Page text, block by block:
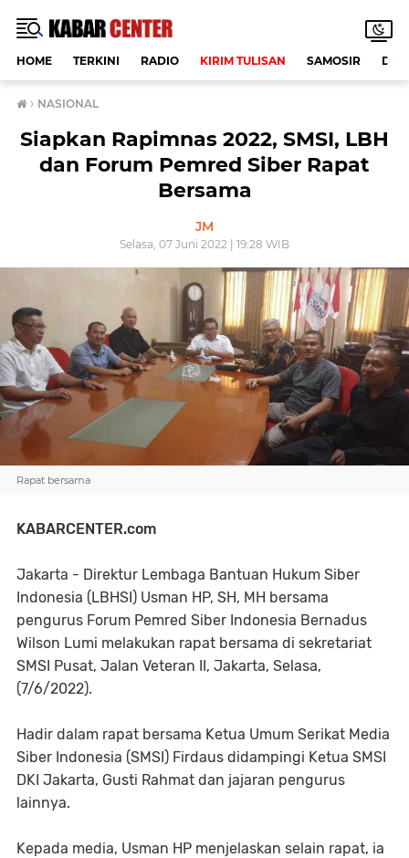
HOME TERKINI RADIO KIRIM TULISAN SAMOSIR
› NASIONAL
Siapkan Rapimnas 2022, SMSI, LBH
dan Forum Pemred Siber Rapat
Bersama
JM
Selasa, 07 Juni 2022 | 19:28 WIB
Rapat bersama
KABARCENTER.com
Jakarta - Direktur Lembaga Bantuan Hukum Siber
Indonesia (LBHSI) Usman HP, SH, MH bersama
pengurus Forum Pemred Siber Indonesia Bernadus
Wilson Lumi melakukan rapat bersama di sekretariat
SMSI Pusat, Jalan Veteran II, Jakarta, Selasa,
(7/6/2022).
Hadir dalam rapat bersama Ketua Umum Serikat Media
Siber Indonesia (SMSI) Firdaus didampingi Ketua SMSI
DKI Jakarta, Gusti Rahmat dan jajaran pengurus
lainnya.
Kepada media, Usman HP menjelaskan selain rapat, ia